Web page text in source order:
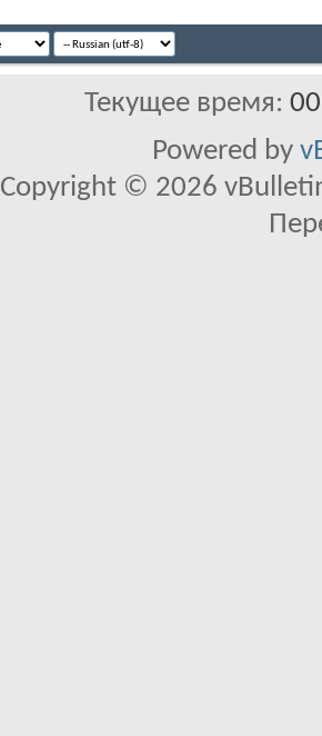
Текущее время:
Powered by
Copyright © 2026